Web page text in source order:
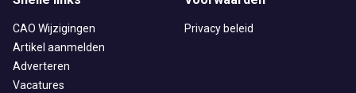
CAO Wijzigingen
Artikel aanmelden
Adverteren
Vacatures
Privacy beleid